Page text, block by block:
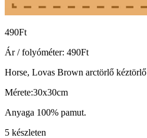
490Ft
Ár / folyóméter: 490Ft
Horse, Lovas Brown arctörlő kéztörlő
Mérete:30x30cm
Anyaga 100% pamut.
5 készleten